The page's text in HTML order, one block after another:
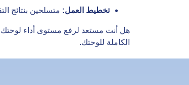
تخطيط العمل: متسلحين بنتائج
هل أنت مستعد لرفع مستوى أداء لوحتك؟
الكاملة للوحتك.